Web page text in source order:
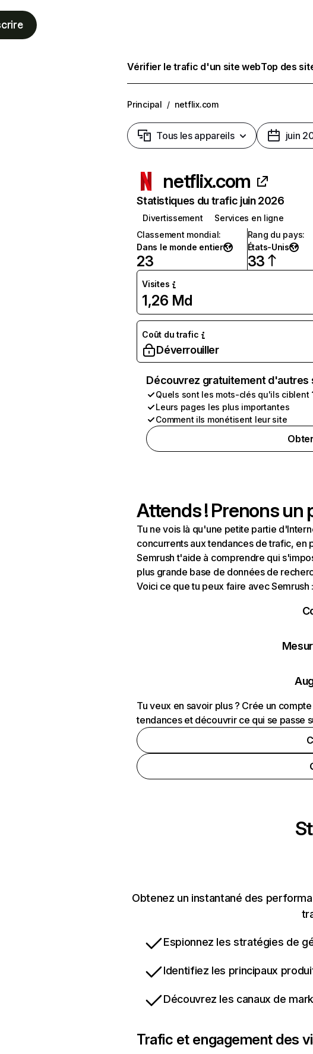
Vérifier le trafic d'un site webTop des
Principal / netflix.com
Tous les appareils juin
netflix.com
Statistiques du trafic juin 2026
Divertissement
Services en ligne
Classement mondial:
Dans le monde entier
23
Rang du pays:
États-Unis
33
Visites
1,26 Md
Coût du trafic
Déverrouiller
Découvrez gratuitement
Quels sont les mots-clés qu'ils ciblent
Leurs pages les plus importantes
Comment ils monétisent leur site
Attends ! Prenons un
Tu ne vois là qu'une petite partie
concurrents aux tendances de trafic, en
Semrush t'aide à comprendre qui
plus grande base de données de
Voici ce que tu peux faire avec Semrush
Tu veux en savoir plus ? Crée un
tendances et découvrir ce qui se passe
Obtenez un instantané des
Espionnez les stratégies de
Identifiez les principaux
Découvrez les canaux de
Trafic et engagement des